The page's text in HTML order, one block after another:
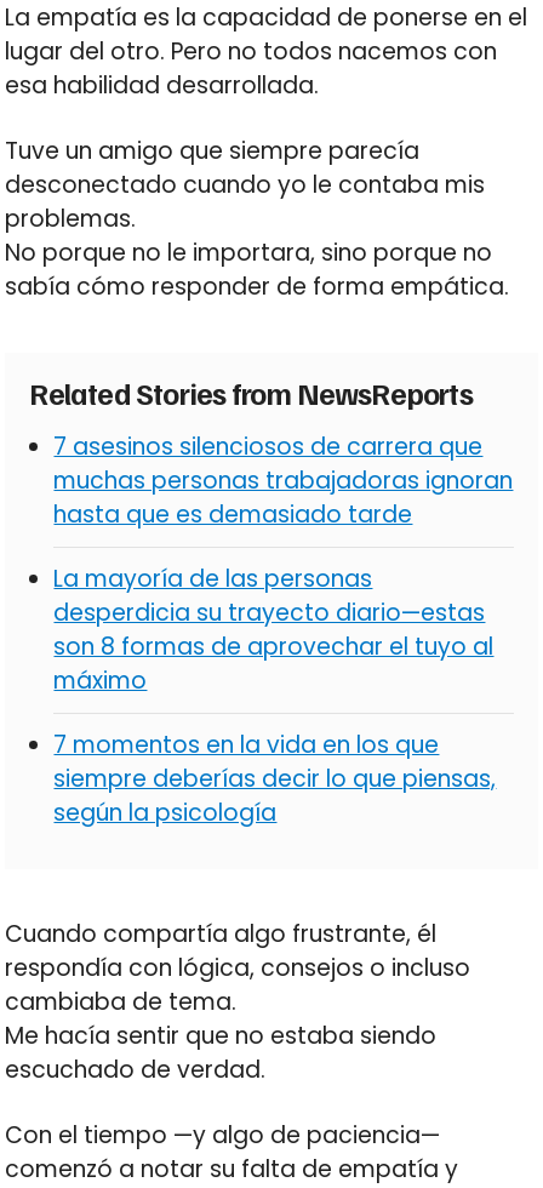
La empatía es la capacidad de ponerse en el
lugar del otro. Pero no todos nacemos con
esa habilidad desarrollada.
Tuve un amigo que siempre parecía
desconectado cuando yo le contaba mis
problemas.
No porque no le importara, sino porque no
sabía cómo responder de forma empática.
Related Stories from NewsReports
7 asesinos silenciosos de carrera que
muchas personas trabajadoras ignoran
hasta que es demasiado tarde
La mayoría de las personas
desperdicia su trayecto diario—estas
son 8 formas de aprovechar el tuyo al
máximo
7 momentos en la vida en los que
siempre deberías decir lo que piensas,
según la psicología
Cuando compartía algo frustrante, él
respondía con lógica, consejos o incluso
cambiaba de tema.
Me hacía sentir que no estaba siendo
escuchado de verdad.
Con el tiempo —y algo de paciencia—
comenzó a notar su falta de empatía y